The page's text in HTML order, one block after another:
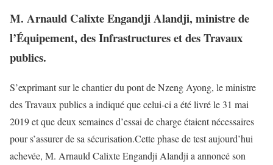
M. Arnauld Calixte Engandji Alandji, ministre de
l’Équipement, des Infrastructures et des Travaux
publics.
S’exprimant sur le chantier du pont de Nzeng Ayong, le ministre
des Travaux publics a indiqué que celui-ci a été livré le 31 mai
2019 et que deux semaines d’essai de charge étaient nécessaires
pour s’assurer de sa sécurisation.Cette phase de test aujourd’hui
achevée, M. Arnauld Calixte Engandji Alandji a annoncé son